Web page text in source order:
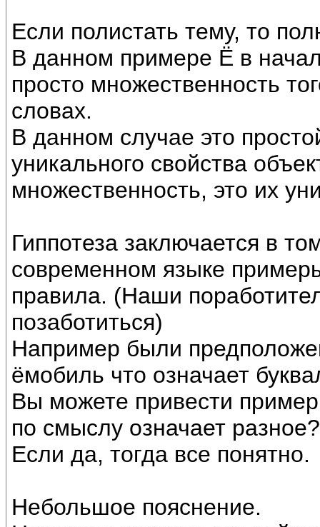
Если полистать тему, то
В данном примере Ё в
просто множественность
словах.
В данном случае это
уникального свойства
множественность, это их
Гиппотеза заключается в
современном языке
правила. (Наши
позаботиться)
Например были
ёмобиль что означает
Вы можете привести
по смыслу означает разное?
Если да, тогда все понятно.
Небольшое пояснение.